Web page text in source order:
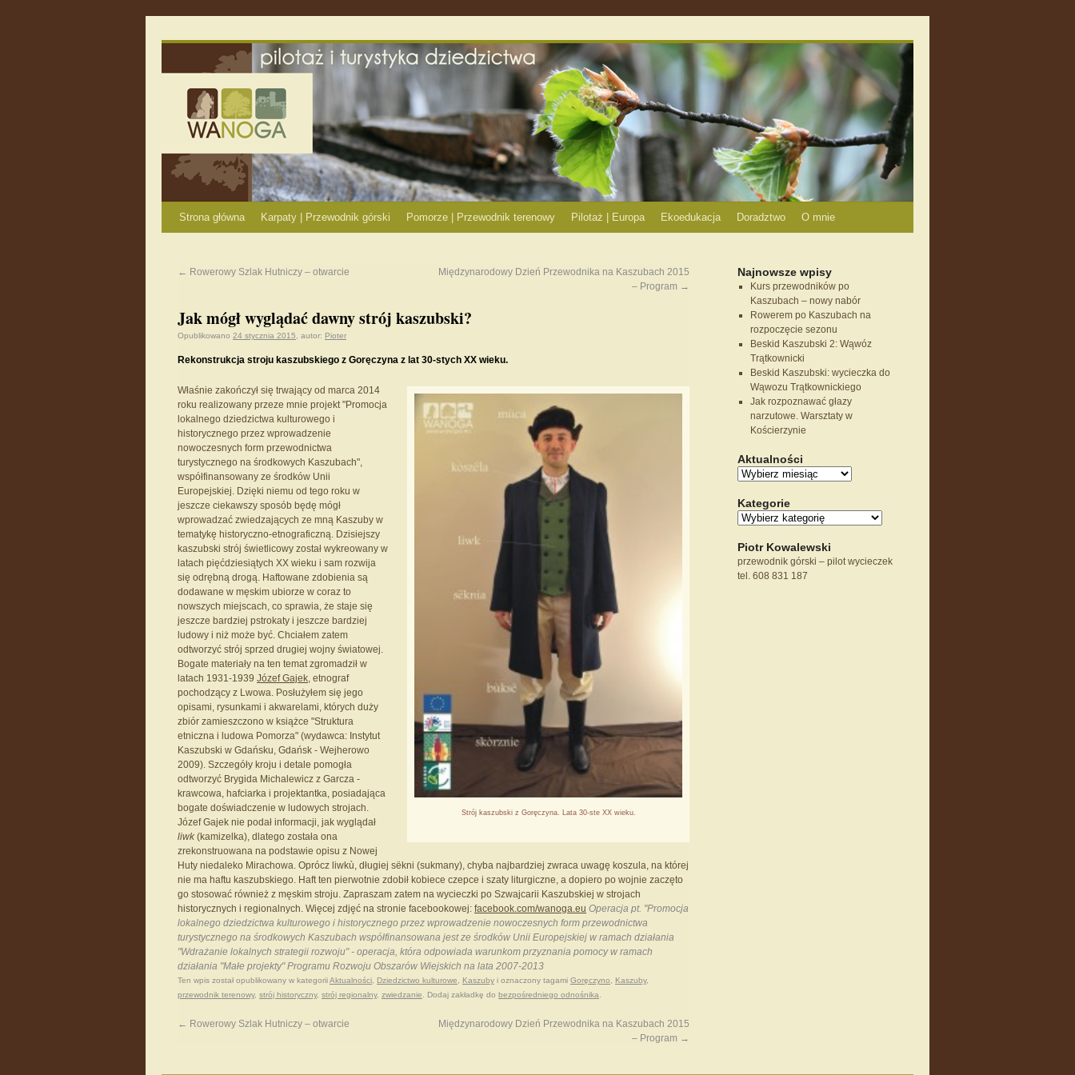
Strona główna Karpaty | Przewodnik górski Pomorze | Przewodnik terenowy Pilotaż | Europa Ekoedukacja Doradztwo O mnie
← Rowerowy Szlak Hutniczy – otwarcie
Międzynarodowy Dzień Przewodnika na Kaszubach 2015
– Program →
Jak mógł wyglądać dawny strój kaszubski?
Opublikowano 24 stycznia 2015 autor: Pioter
Rekonstrukcja stroju kaszubskiego z Goręczyna z lat 30-stych XX wieku.
Strój kaszubski z Goręczyna. Lata 30-ste XX wieku.
Właśnie zakończył się trwający od marca 2014
roku realizowany przeze mnie projekt "Promocja
lokalnego dziedzictwa kulturowego i
historycznego przez wprowadzenie
nowoczesnych form przewodnictwa
turystycznego na środkowych Kaszubach",
współfinansowany ze środków Unii
Europejskiej. Dzięki niemu od tego roku w
jeszcze ciekawszy sposób będę mógł
wprowadzać zwiedzających ze mną Kaszuby w
tematykę historyczno-etnograficzną. Dzisiejszy
kaszubski strój świetlicowy został wykreowany w
latach pięćdziesiątych XX wieku i sam rozwija
się odrębną drogą. Haftowane zdobienia są
dodawane w męskim ubiorze w coraz to
nowszych miejscach, co sprawia, że staje się
jeszcze bardziej pstrokaty i jeszcze bardziej
ludowy i niż może być. Chciałem zatem
odtworzyć strój sprzed drugiej wojny światowej.
Bogate materiały na ten temat zgromadził w
latach 1931-1939 Józef Gajek, etnograf
pochodzący z Lwowa. Posłużyłem się jego
opisami, rysunkami i akwarelami, których duży
zbiór zamieszczono w książce "Struktura
etniczna i ludowa Pomorza" (wydawca: Instytut
Kaszubski w Gdańsku, Gdańsk - Wejherowo
2009). Szczegóły kroju i detale pomogła
odtworzyć Brygida Michalewicz z Garcza -
krawcowa, hafciarka i projektantka, posiadająca
bogate doświadczenie w ludowych strojach.
Józef Gajek nie podał informacji, jak wyglądał
liwk (kamizelka), dlatego została ona
zrekonstruowana na podstawie opisu z Nowej
Huty niedaleko Mirachowa. Oprócz liwkù, długiej sëkni (sukmany), chyba najbardziej zwraca uwagę koszula, na której
nie ma haftu kaszubskiego. Haft ten pierwotnie zdobił kobiece czepce i szaty liturgiczne, a dopiero po wojnie zaczęto
go stosować również z męskim stroju. Zapraszam zatem na wycieczki po Szwajcarii Kaszubskiej w strojach
historycznych i regionalnych. Więcej zdjęć na stronie facebookowej: facebook.com/wanoga.eu Operacja pt. "Promocja
lokalnego dziedzictwa kulturowego i historycznego przez wprowadzenie nowoczesnych form przewodnictwa
turystycznego na środkowych Kaszubach współfinansowana jest ze środków Unii Europejskiej w ramach działania
"Wdrażanie lokalnych strategii rozwoju" - operacja, która odpowiada warunkom przyznania pomocy w ramach
działania "Małe projekty" Programu Rozwoju Obszarów Wiejskich na lata 2007-2013
Ten wpis został opublikowany w kategoriiAktualności Dziedzictwo kulturowe Kaszuby i oznaczony tagami Goręczyno Kaszuby,
przewodnik terenowy, strój historyczny, strój regionalny, zwiedzanie . Dodaj zakładkę do bezpośredniego odnośnika
← Rowerowy Szlak Hutniczy – otwarcie
Międzynarodowy Dzień Przewodnika na Kaszubach 2015
– Program →
Najnowsze wpisy
Kurs przewodników po
Kaszubach – nowy nabór
Rowerem po Kaszubach na
rozpoczęcie sezonu
Beskid Kaszubski 2: Wąwóz
Trątkownicki
Beskid Kaszubski: wycieczka do
Wąwozu Trątkownickiego
Jak rozpoznawać głazy
narzutowe. Warsztaty w
Kościerzynie
Aktualności
Kategorie
Piotr Kowalewski
przewodnik górski – pilot wycieczek
tel. 608 831 187